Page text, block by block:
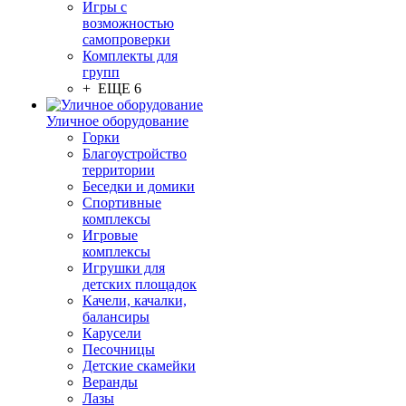
Игры с
возможностью
самопроверки
Комплекты для
групп
+ ЕЩЕ 6
Уличное оборудование
Горки
Благоустройство
территории
Беседки и домики
Спортивные
комплексы
Игровые
комплексы
Игрушки для
детских площадок
Качели, качалки,
балансиры
Карусели
Песочницы
Детские скамейки
Веранды
Лазы